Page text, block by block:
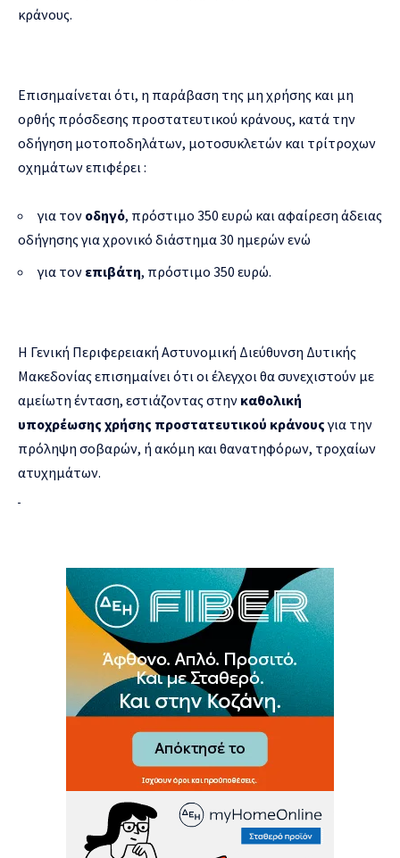
κράνους.
Επισημαίνεται ότι, η παράβαση της μη χρήσης και μη
ορθής πρόσδεσης προστατευτικού κράνους, κατά την
οδήγηση μοτοποδηλάτων, μοτοσυκλετών και τρίτροχων
οχημάτων επιφέρει :
για τον οδηγό, πρόστιμο 350 ευρώ και αφαίρεση άδειας
οδήγησης για χρονικό διάστημα 30 ημερών ενώ
για τον επιβάτη, πρόστιμο 350 ευρώ.
Η Γενική Περιφερειακή Αστυνομική Διεύθυνση Δυτικής
Μακεδονίας επισημαίνει ότι οι έλεγχοι θα συνεχιστούν με
αμείωτη ένταση, εστιάζοντας στηνκαθολική
υποχρέωσης χρήσης προστατευτικού κράνουςγια την
πρόληψη σοβαρών, ή ακόμη και θανατηφόρων, τροχαίων
ατυχημάτων.